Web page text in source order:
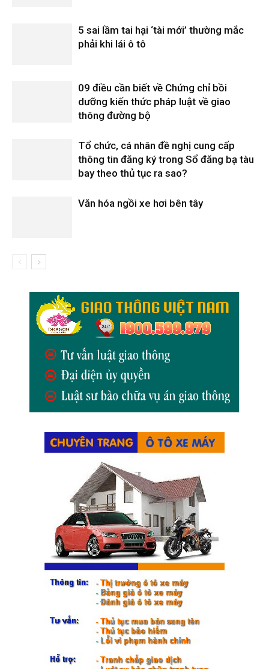
5 sai lầm tai hại ‘tài mới’ thường mắc
phải khi lái ô tô
09 điều cần biết về Chứng chỉ bồi
dưỡng kiến thức pháp luật về giao
thông đường bộ
Tổ chức, cá nhân đề nghị cung cấp
thông tin đăng ký trong Sổ đăng bạ tàu
bay theo thủ tục ra sao?
Văn hóa ngồi xe hơi bên tây